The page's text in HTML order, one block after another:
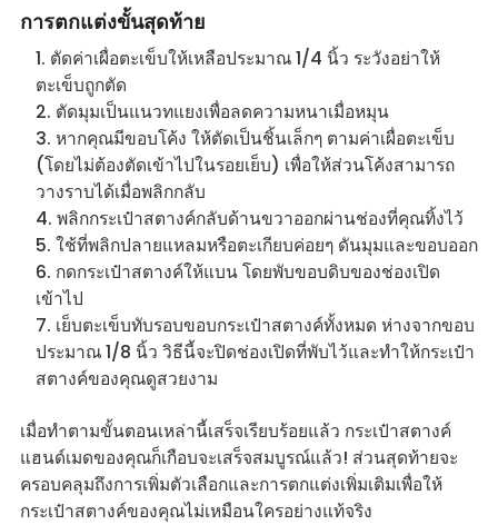
การตกแต่งขั้นสุดท้าย
ตัดค่าเผื่อตะเข็บให้เหลือประมาณ 1/4 นิ้ว ระวังอย่าให้
ตะเข็บถูกตัด
ตัดมุมเป็นแนวทแยงเพื่อลดความหนาเมื่อหมุน
หากคุณมีขอบโค้ง ให้ตัดเป็นชิ้นเล็กๆ ตามค่าเผื่อตะเข็บ
(โดยไม่ต้องตัดเข้าไปในรอยเย็บ) เพื่อให้ส่วนโค้งสามารถ
วางราบได้เมื่อพลิกกลับ
พลิกกระเป๋าสตางค์กลับด้านขวาออกผ่านช่องที่คุณทิ้งไว้
ใช้ที่พลิกปลายแหลมหรือตะเกียบค่อยๆ ดันมุมและขอบออก
กดกระเป๋าสตางค์ให้แบน โดยพับขอบดิบของช่องเปิด
เข้าไป
เย็บตะเข็บทับรอบขอบกระเป๋าสตางค์ทั้งหมด ห่างจากขอบ
ประมาณ 1/8 นิ้ว วิธีนี้จะปิดช่องเปิดที่พับไว้และทำให้กระเป๋า
สตางค์ของคุณดูสวยงาม
เมื่อทำตามขั้นตอนเหล่านี้เสร็จเรียบร้อยแล้ว กระเป๋าสตางค์
แฮนด์เมดของคุณก็เกือบจะเสร็จสมบูรณ์แล้ว! ส่วนสุดท้ายจะ
ครอบคลุมถึงการเพิ่มตัวเลือกและการตกแต่งเพิ่มเติมเพื่อให้
กระเป๋าสตางค์ของคุณไม่เหมือนใครอย่างแท้จริง